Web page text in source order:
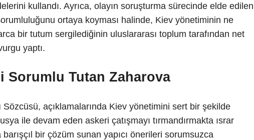
kullandı. Ayrıca, olayın soruşturma sürecinde elde edilen
ortaya koyması halinde, Kiev yönetiminin ne
bir tutum sergilediğinin uluslararası toplum tarafından net
yaptı.
Sorumlu Tutan Zaharova
Sözcüsü, açıklamalarında Kiev yönetimini sert bir şekilde
ile devam eden askeri çatışmayı tırmandırmakta ısrar
bir çözüm sunan yapıcı önerileri sorumsuzca